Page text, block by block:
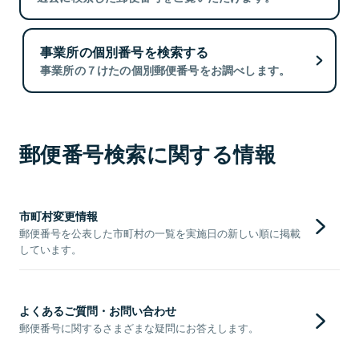
事業所の個別番号を検索する
事業所の７けたの個別郵便番号をお調べします。
郵便番号検索に関する情報
市町村変更情報
郵便番号を公表した市町村の一覧を実施日の新しい順に掲載
しています。
よくあるご質問・お問い合わせ
郵便番号に関するさまざまな疑問にお答えします。